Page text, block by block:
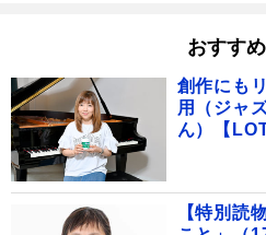
おすすめ
創作にも
用（ジャ
ん）【
【特別読